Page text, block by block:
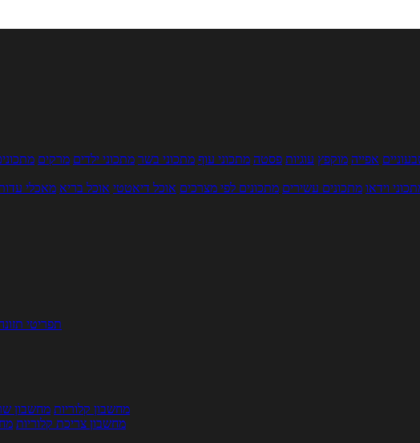
אפייה מוקפץ עוגיות פסטה מתכוני עוף מתכוני בשר מתכוני ילדים מרקים
וידאו מתכונים עשירים מתכונים לפי מצרכים אוכל דיאטטי אוכל בריא מאכלי
תפריטי
מחשבון קלוריות מחשבון
מחשבון צריכת קלוריות